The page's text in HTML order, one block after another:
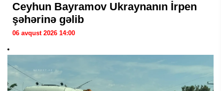
Ceyhun Bayramov Ukraynanın İrpen
şəhərinə gəlib
06 avqust 2026 14:00